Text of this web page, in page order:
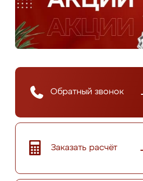
Обратный звонок
Заказать расчёт